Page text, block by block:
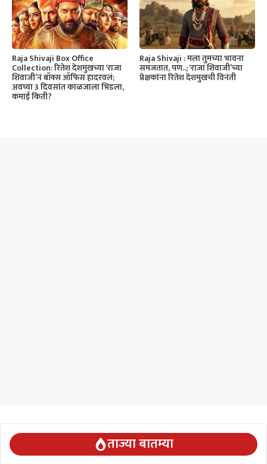
Raja Shivaji Box Office
Collection: रितेश देशमुखच्या ‘राजा
शिवाजी’नं बॉक्स ऑफिस हादरवलं;
अवघ्या 3 दिवसांत काळजाला भिडला,
कमाई किती?
Raja Shivaji : मला तुमच्या भावना
समजतात, पण..; ‘राजा शिवाजी’च्या
प्रेक्षकांना रितेश देशमुखची विनंती
ताज्या बातम्या